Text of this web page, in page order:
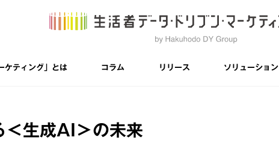
ケティング」とは コラム リリース ソリューション
＜生成AI＞の未来